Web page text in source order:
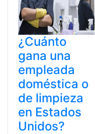
¿Cuánto
gana una
empleada
doméstica o
de limpieza
en Estados
Unidos?